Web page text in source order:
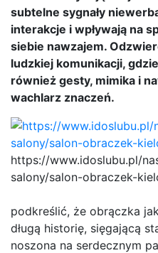
subtelne sygnały
interakcje i wpływają na
siebie nawzajem.
ludzkiej komunikacji,
również gesty, mimika i
wachlarz znaczeń.
https://www.idoslubu.pl/
salony/salon-obraczek-
podkreślić, że obrączka
długą historię, sięgającą
noszona na serdecznym